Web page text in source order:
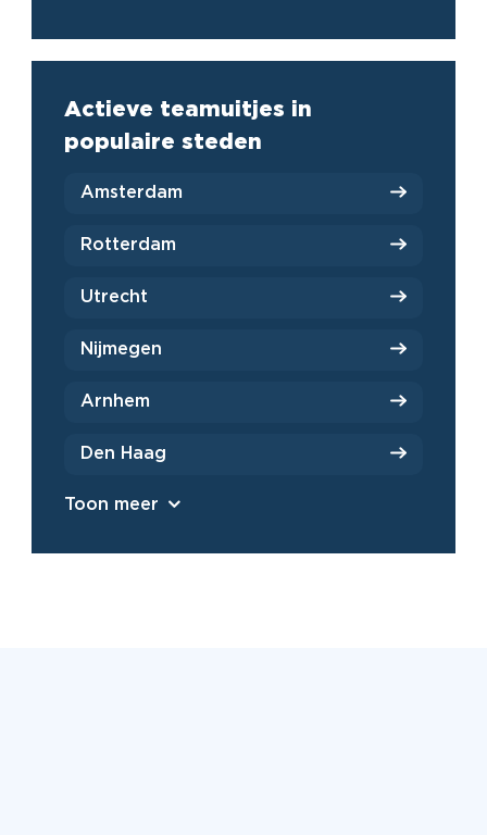
Actieve teamuitjes in
populaire steden
Amsterdam
Rotterdam
Utrecht
Nijmegen
Arnhem
Den Haag
Toon meer